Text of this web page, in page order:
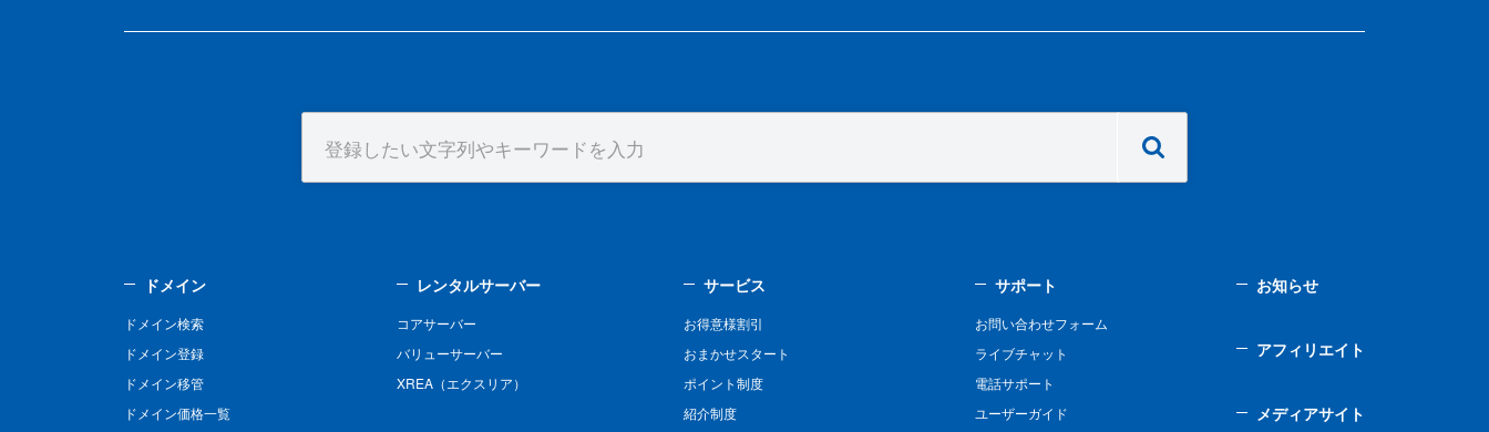
ドメイン
ドメイン検索
ドメイン登録
ドメイン移管
ドメイン価格一覧
レンタルサーバー
コアサーバー
バリューサーバー
XREA（エクスリア）
サービス
お得意様割引
おまかせスタート
ポイント制度
紹介制度
サポート
お問い合わせフォーム
ライブチャット
電話サポート
ユーザーガイド
お知らせ
アフィリエイト
メディアサイト